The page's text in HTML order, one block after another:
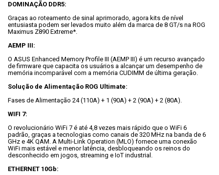
DOMINAÇÃO DDR5:
Graças ao roteamento de sinal aprimorado, agora kits de nível
entusiasta podem ser levados muito além da marca de 8 GT/s na ROG
Maximus Z890 Extreme*.
AEMP III:
O ASUS Enhanced Memory Profile III (AEMP III) é um recurso avançado
de firmware que capacita os usuários a alcançar um desempenho de
memória incomparável com a memória CUDIMM de última geração.
Solução de Alimentação ROG Ultimate:
Fases de Alimentação 24 (110A) + 1 (90A) + 2 (90A) + 2 (80A).
WIFI 7:
O revolucionário WiFi 7 é até 4,8 vezes mais rápido que o WiFi 6
padrão, graças a tecnologias como canais de 320 MHz na banda de 6
GHz e 4K QAM. A Multi-Link Operation (MLO) fornece uma conexão
WiFi mais estável e menor latência, desbloqueando os reinos do
desconhecido em jogos, streaming e IoT industrial.
ETHERNET 10Gb: